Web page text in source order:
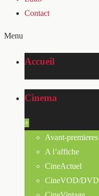
Contact
Menu
Accueil
Cinema
+
Avant-premieres
A l’affiche
CineActuel
CineVOD/DVD